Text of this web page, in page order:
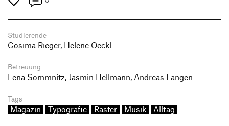
Studierende
Cosima Rieger, Helene Oeckl
Betreuung
Lena Sommnitz, Jasmin Hellmann, Andreas Langen
Tags
Magazin Typografie Raster Musik Alltag